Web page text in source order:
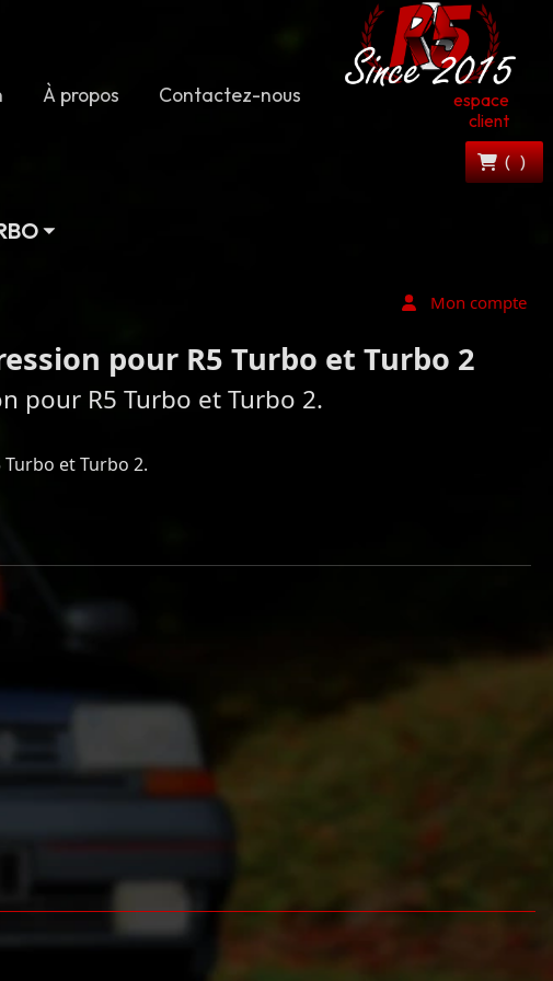
À propos Contactez-nous
espace
client
()
Mon compte
pour R5 Turbo et Turbo 2
pour R5 Turbo et Turbo 2.
et Turbo 2.